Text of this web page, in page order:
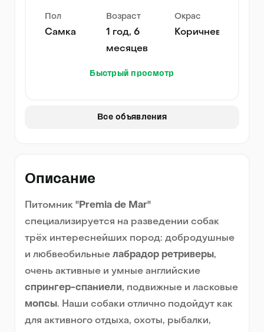
Пол
Самка
Возраст
1 год, 6
месяцев
Окрас
Коричневый
Быстрый просмотр
Все объявления
Описание
Питомник "Premia de Mar"
специализируется на разведении собак
трёх интереснейших пород: добродушные
и любвеобильные лабрадор ретриверы,
очень активные и умные английские
спрингер-спаниели, подвижные и ласковые
мопсы. Наши собаки отлично подойдут как
для активного отдыха, охоты, рыбалки,